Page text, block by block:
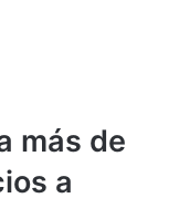
más de
a